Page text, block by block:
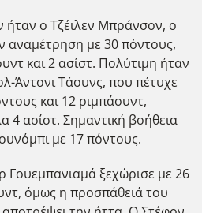
ήταν ο Τζέιλεν Μπράνσον, ο
αναμέτρηση με 30 πόντους,
και 2 ασίστ. Πολύτιμη ήταν
Άντονι Τάουνς, που πέτυχε
και 12 ριμπάουντ,
4 ασίστ. Σημαντική βοήθεια
με 17 πόντους.
Γουεμπανιαμά ξεχώρισε με 26
όμως η προσπάθειά του